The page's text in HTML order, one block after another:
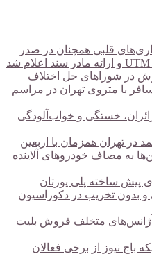
قلبی همچنان در صدر
در شوراهای حل اختلاف
از ۷۱۶ هزار مسافر با متروی تهران در مراسم
خستگی و خواب‌آلودگی
به مصاف خودروهای آلاینده
پیش ساخته پلی یورتان
بدون تخریب در دکوراسیون
آژانس‌های متخلف فروش بلیت
باج نیوز از برخی فعالان